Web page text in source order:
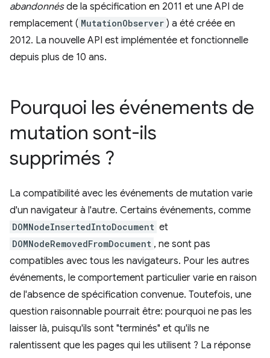
abandonnésde la spécification en 2011 et une API de
remplacement ( MutationObserver ) a été créée en
2012. La nouvelle API est implémentée et fonctionnelle
depuis plus de 10 ans.
Pourquoi les événements de
mutation sont-ils
supprimés ?
La compatibilité avec les événements de mutation varie
d'un navigateur à l'autre. Certains événements, comme
DOMNodeInsertedIntoDocument et
DOMNodeRemovedFromDocument , ne sont pas
compatibles avec tous les navigateurs. Pour les autres
événements, le comportement particulier varie en raison
de l'absence de spécification convenue. Toutefois, une
question raisonnable pourrait être: pourquoi ne pas les
laisser là, puisqu'ils sont "terminés" et qu'ils ne
ralentissent que les pages qui les utilisent ? La réponse